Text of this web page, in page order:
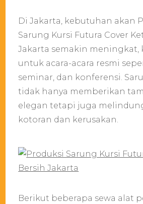
Di Jakarta, kebutuhan akan
Sarung Kursi Futura Cover
Jakarta semakin meningkat,
untuk acara-acara resmi
seminar, dan konferensi.
tidak hanya memberikan
elegan tetapi juga
kotoran dan kerusakan.
Berikut beberapa sewa alat